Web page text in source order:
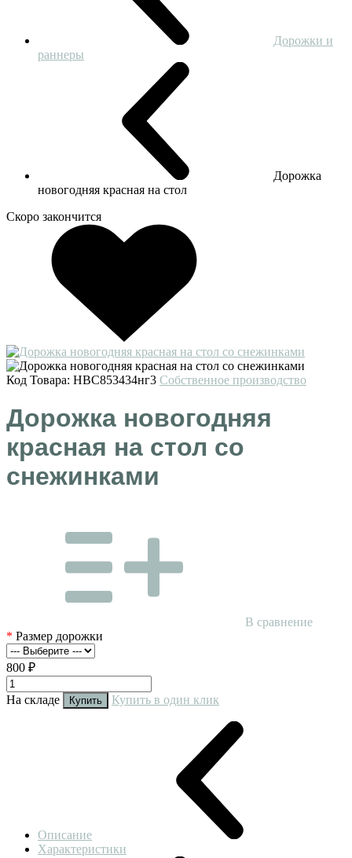
Дорожки и
раннеры
Дорожка
новогодняя красная на стол
Скоро закончится
Код Товара: НВС853434нг3 Собственное производство
Дорожка новогодняя
красная на стол со
снежинками
В сравнение
* Размер дорожки
800 ₽
На складе Купить Купить в один клик
Описание
Характеристики